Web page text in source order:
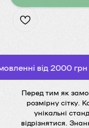
2000 грн
Перед тим як
розмірну сітку.
унікальні
відрізнятися.